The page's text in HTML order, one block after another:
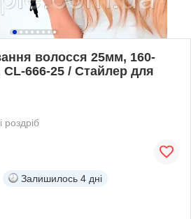
волосся 25мм, 160-
CL-666-25 / Стайлер для
роздріб
Залишилось 4 дні